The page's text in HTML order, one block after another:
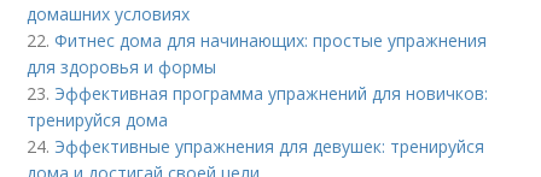
домашних условиях
22.Фитнес дома для начинающих: простые упражнения
для здоровья и формы
23. Эффективная программа упражнений для новичков:
тренируйся дома
24. Эффективные упражнения для девушек: тренируйся
дома и достигай своей цели